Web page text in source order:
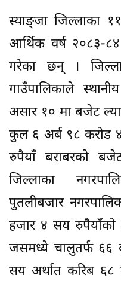
स्याङ्जा जिल्लाका
आर्थिक वर्ष २०८३-
गरेका छन् ।
गाउँपालिकाले
असार १० मा बजेट
कुल ६ अर्ब ९८ करोड
रुपैयाँ बराबरको
जिल्लाका
पुतलीबजार
हजार ४ सय रुपैयाँको
जसमध्ये चालुतर्फ ६६
सय अर्थात करिब ६८